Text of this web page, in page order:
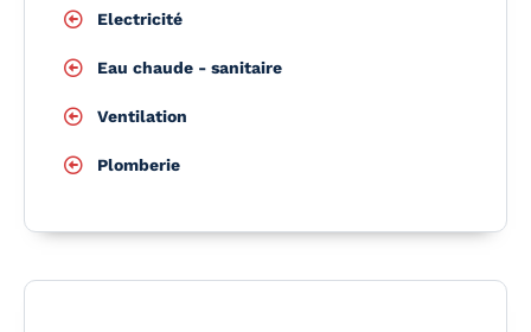
Electricité
Eau chaude - sanitaire
Ventilation
Plomberie